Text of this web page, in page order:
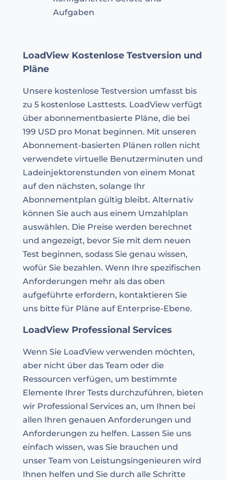
Aufgaben
LoadView Kostenlose Testversion und
Pläne
Unsere kostenlose Testversion umfasst bis
zu 5 kostenlose Lasttests. LoadView verfügt
über abonnementbasierte Pläne, die bei
199 USD pro Monat beginnen. Mit unseren
Abonnement-basierten Plänen rollen nicht
verwendete virtuelle Benutzerminuten und
Ladeinjektorenstunden von einem Monat
auf den nächsten, solange Ihr
Abonnementplan gültig bleibt. Alternativ
können Sie auch aus einem Umzahlplan
auswählen. Die Preise werden berechnet
und angezeigt, bevor Sie mit dem neuen
Test beginnen, sodass Sie genau wissen,
wofür Sie bezahlen. Wenn Ihre spezifischen
Anforderungen mehr als das oben
aufgeführte erfordern, kontaktieren Sie
uns bitte für Pläne auf Enterprise-Ebene.
LoadView Professional Services
Wenn Sie LoadView verwenden möchten,
aber nicht über das Team oder die
Ressourcen verfügen, um bestimmte
Elemente Ihrer Tests durchzuführen, bieten
wir Professional Services an, um Ihnen bei
allen Ihren genauen Anforderungen und
Anforderungen zu helfen. Lassen Sie uns
einfach wissen, was Sie brauchen und
unser Team von Leistungsingenieuren wird
Ihnen helfen und Sie durch alle Schritte